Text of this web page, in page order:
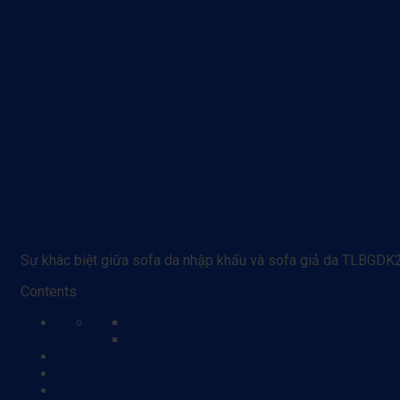
Sự khác biệt giữa sofa da nhập khẩu và sofa giả da
Contents